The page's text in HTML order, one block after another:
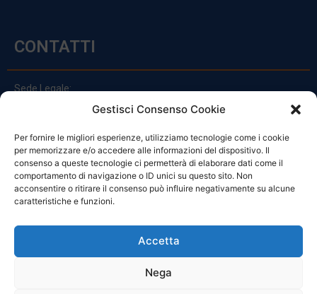
Gestisci Consenso Cookie
Per fornire le migliori esperienze, utilizziamo tecnologie come i cookie
per memorizzare e/o accedere alle informazioni del dispositivo. Il
consenso a queste tecnologie ci permetterà di elaborare dati come il
comportamento di navigazione o ID unici su questo sito. Non
acconsentire o ritirare il consenso può influire negativamente su alcune
caratteristiche e funzioni.
Accetta
Nega
CONTATTI
Sede Legale:
Via Principe Di Udine 144
clienti@officinefvg.it
info@officinefvg.it
posta@officinefvgpec.It
ORARI